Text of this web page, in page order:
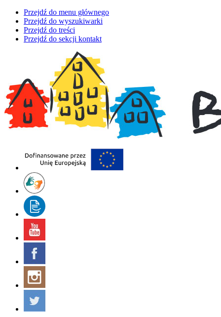
Przejdź do menu głównego
Przejdź do wyszukiwarki
Przejdź do treści
Przejdź do sekcji kontakt